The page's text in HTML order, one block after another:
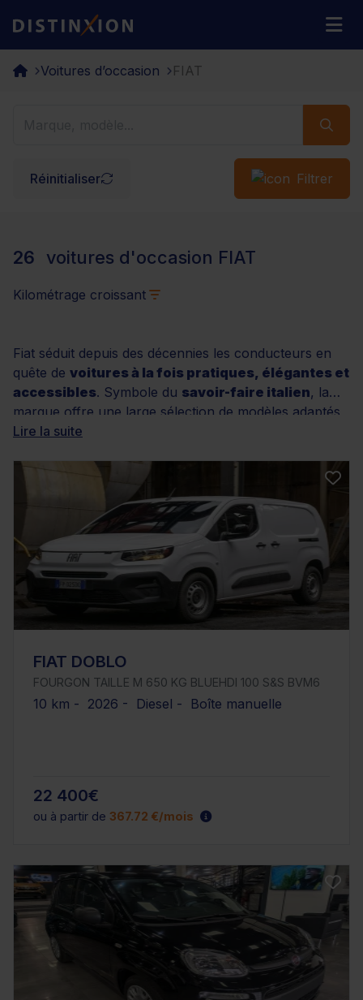
Distinxion
Voitures d’occasion FIAT
Réinitialiser Filtrer
26 voitures d'occasion FIAT
Kilométrage croissant
Fiat séduit depuis des décennies les conducteurs en
quête de voitures à la fois pratiques, élégantes et
accessibles. Symbole du savoir-faire italien, la
marque offre une large sélection de modèles adaptés
à tous les besoins : citadines agiles, SUV familiaux, ou
découvrez un vaste choix de Fiat d’occasion récentes,
avec différentes motorisations et finitions. Profitez
également des services Distinxion tels que la garantie
12 mois, le contrôle qualité rigoureux et des solutions
de financement personnalisées. Explorez dès
maintenant les offres Fiat disponibles et trouvez la
voiture qui vous correspond.
Lire la suite
FIAT DOBLO
FOURGON TAILLE M 650 KG BLUEHDI 100 S&S BVM6
10 km - 2026 - Diesel - Boîte manuelle
22 400€
ou à partir de 367.72 €/mois